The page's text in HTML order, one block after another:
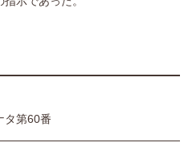
タ第60番